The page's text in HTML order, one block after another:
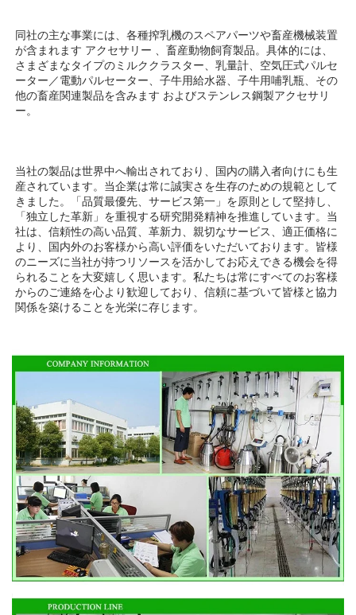
同社の主な事業には、各種搾乳機のスペアパーツや畜産機械装置
が含まれます アクセサリー 、畜産動物飼育製品。具体的には、
さまざまなタイプのミルククラスター、乳量計、空気圧式パルセ
ーター／電動パルセーター、子牛用給水器、子牛用哺乳瓶、その
他の畜産関連製品を含みます およびステンレス鋼製アクセサリ
ー。
当社の製品は世界中へ輸出されており、国内の購入者向けにも生
産されています。当企業は常に誠実さを生存のための規範として
きました。「品質最優先、サービス第一」を原則として堅持し、
「独立した革新」を重視する研究開発精神を推進しています。当
社は、信頼性の高い品質、革新力、親切なサービス、適正価格に
より、国内外のお客様から高い評価をいただいております。皆様
のニーズに当社が持つリソースを活かしてお応えできる機会を得
られることを大変嬉しく思います。私たちは常にすべてのお客様
からのご連絡を心より歓迎しており、信頼に基づいて皆様と協力
関係を築けることを光栄に存じます。